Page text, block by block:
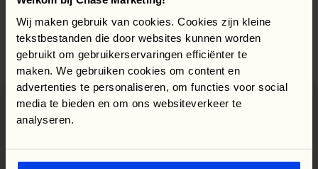
Wij maken gebruik van cookies. Cookies zijn kleine
tekstbestanden die door websites kunnen worden
gebruikt om gebruikerservaringen efficiënter te
maken. We gebruiken cookies om content en
advertenties te personaliseren, om functies voor social
media te bieden en om ons websiteverkeer te
analyseren.
Waarom wij performen